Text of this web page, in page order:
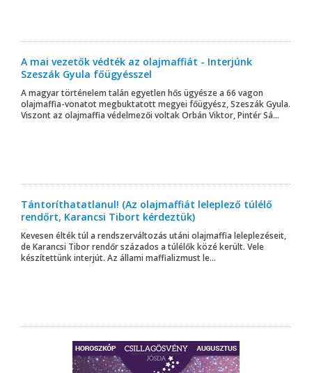
A mai vezetők védték az olajmaffiát - Interjúnk
Szeszák Gyula főügyésszel
A magyar történelem talán egyetlen hős ügyésze a 66 vagon
olajmaffia-vonatot megbuktatott megyei főügyész, Szeszák Gyula.
Viszont az olajmaffia védelmezői voltak Orbán Viktor, Pintér Sá...
Tántoríthatatlanul! (Az olajmaffiát leleplező túlélő
rendőrt, Karancsi Tibort kérdeztük)
Kevesen élték túl a rendszerváltozás utáni olajmaffia leleplezéseit,
de Karancsi Tibor rendőr százados a túlélők közé került. Vele
készítettünk interjút. Az állami maffializmust le...